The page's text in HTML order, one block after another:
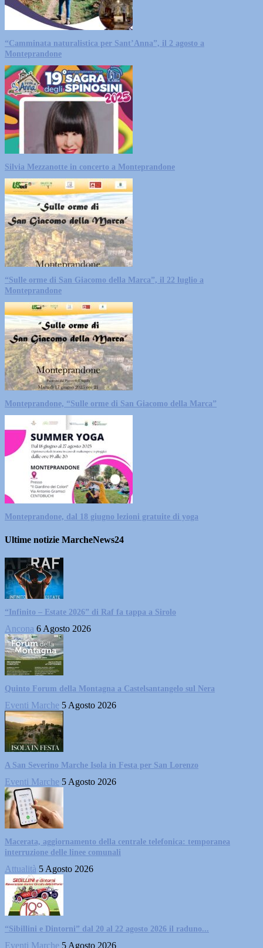
“Camminata naturalistica per Sant’Anna”, il 2 agosto a
Monteprandone
Silvia Mezzanotte in concerto a Monteprandone
“Sulle orme di San Giacomo della Marca”, il 22 luglio a
Monteprandone
Monteprandone, “Sulle orme di San Giacomo della Marca”
Monteprandone, dal 18 giugno lezioni gratuite di yoga
Ultime notizie MarcheNews24
“Infinito – Estate 2026” di Raf fa tappa a Sirolo
Ancona 6 Agosto 2026
Quinto Forum della Montagna a Castelsantangelo sul Nera
Eventi Marche 5 Agosto 2026
A San Severino Marche Isola in Festa per San Lorenzo
Eventi Marche 5 Agosto 2026
Macerata, aggiornamento della centrale telefonica: temporanea
interruzione delle linee comunali
Attualità 5 Agosto 2026
“Sibillini e Dintorni” dal 20 al 22 agosto 2026 il raduno...
Eventi Marche 5 Agosto 2026